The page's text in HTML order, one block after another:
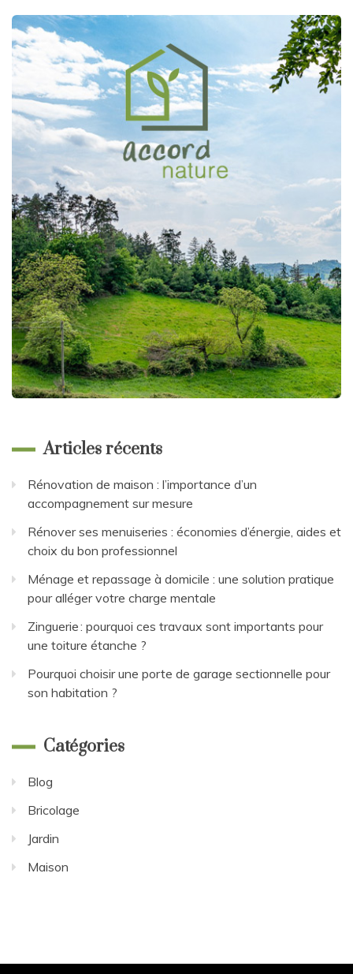
publications
Articles récents
Rénovation de maison : l’importance d’un
accompagnement sur mesure
Rénover ses menuiseries : économies d’énergie, aides et
choix du bon professionnel
Ménage et repassage à domicile : une solution pratique
pour alléger votre charge mentale
Zinguerie : pourquoi ces travaux sont importants pour
une toiture étanche ?
Pourquoi choisir une porte de garage sectionnelle pour
son habitation ?
Catégories
Blog
Bricolage
Jardin
Maison